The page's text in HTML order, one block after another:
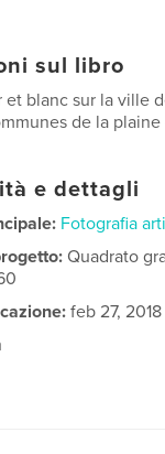
sul libro
et blanc sur la ville
de la plaine
e dettagli
Fotografia
Quadrato
feb 27, 2018